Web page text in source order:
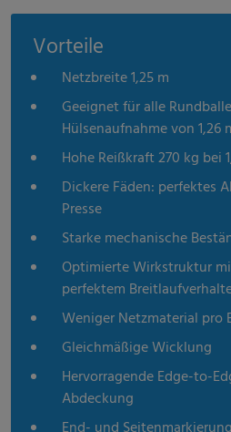
Vorteile
Netzbreite 1,25 m
Geeignet für alle
Hülsenaufnahme von 1,26
Hohe Reißkraft 270 kg bei
Dickere Fäden: perfektes
Presse
Starke mechanische
Optimierte Wirkstruktur
perfektem
Weniger Netzmaterial pro
Gleichmäßige Wicklung
Hervorragende Edge-to-
Abdeckung